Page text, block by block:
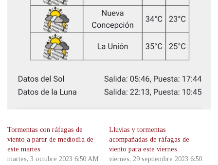
Tormentas con ráfagas de
viento a partir de mediodía de
este martes
martes, 3 octubre 2023 6:50 AM
Lluvias y tormentas
acompañadas de ráfagas de
viento para este viernes
viernes, 29 septiembre 2023 6:50